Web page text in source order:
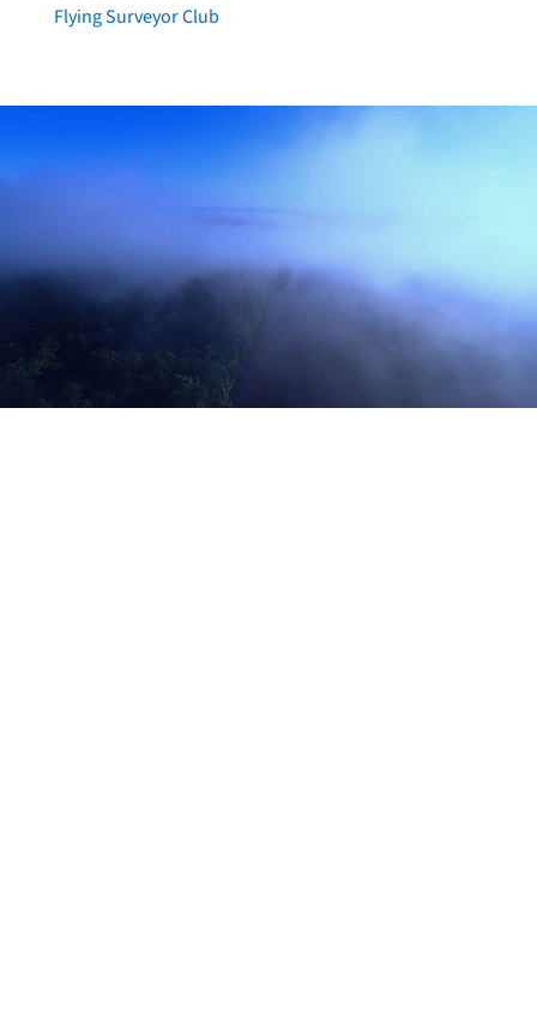
Flying Surveyor Club